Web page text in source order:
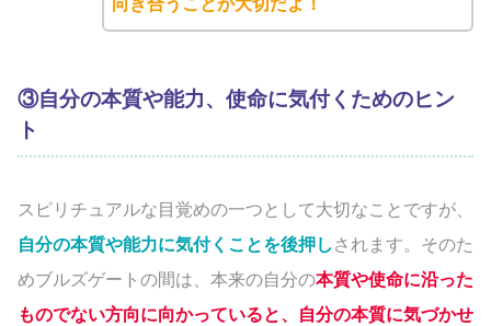
③自分の本質や能力、使命に気付くためのヒン
ト
スピリチュアルな目覚めの一つとして大切なことですが、
自分の本質や能力に気付くことを後押し されます。そのた
めブルズゲートの間は、本来の自分の本質や使命に沿った
ものでない方向に向かっていると、自分の本質に気づかせ